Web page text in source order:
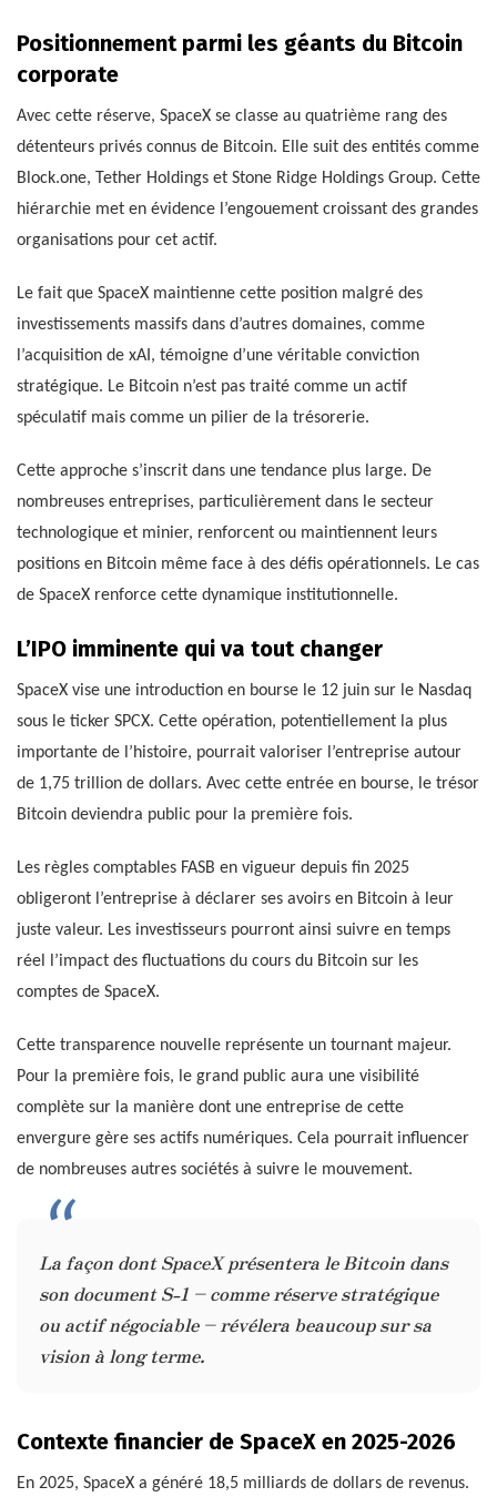
Positionnement parmi les géants du Bitcoin
corporate
Avec cette réserve, SpaceX se classe au quatrième rang des
détenteurs privés connus de Bitcoin. Elle suit des entités comme
Block.one, Tether Holdings et Stone Ridge Holdings Group. Cette
hiérarchie met en évidence l’engouement croissant des grandes
organisations pour cet actif.
Le fait que SpaceX maintienne cette position malgré des
investissements massifs dans d’autres domaines, comme
l’acquisition de xAI, témoigne d’une véritable conviction
stratégique. Le Bitcoin n’est pas traité comme un actif
spéculatif mais comme un pilier de la trésorerie.
Cette approche s’inscrit dans une tendance plus large. De
nombreuses entreprises, particulièrement dans le secteur
technologique et minier, renforcent ou maintiennent leurs
positions en Bitcoin même face à des défis opérationnels. Le cas
de SpaceX renforce cette dynamique institutionnelle.
L’IPO imminente qui va tout changer
SpaceX vise une introduction en bourse le 12 juin sur le Nasdaq
sous le ticker SPCX. Cette opération, potentiellement la plus
importante de l’histoire, pourrait valoriser l’entreprise autour
de 1,75 trillion de dollars. Avec cette entrée en bourse, le trésor
Bitcoin deviendra public pour la première fois.
Les règles comptables FASB en vigueur depuis fin 2025
obligeront l’entreprise à déclarer ses avoirs en Bitcoin à leur
juste valeur. Les investisseurs pourront ainsi suivre en temps
réel l’impact des fluctuations du cours du Bitcoin sur les
comptes de SpaceX.
Cette transparence nouvelle représente un tournant majeur.
Pour la première fois, le grand public aura une visibilité
complète sur la manière dont une entreprise de cette
envergure gère ses actifs numériques. Cela pourrait influencer
de nombreuses autres sociétés à suivre le mouvement.
La façon dont SpaceX présentera le Bitcoin dans
son document S-1 – comme réserve stratégique
ou actif négociable – révélera beaucoup sur sa
vision à long terme.
Contexte financier de SpaceX en 2025-2026
En 2025, SpaceX a généré 18,5 milliards de dollars de revenus.